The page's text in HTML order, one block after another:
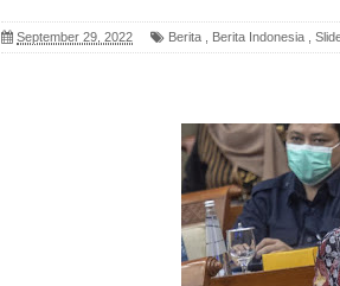
September 29, 2022 Berita Berita Indonesia